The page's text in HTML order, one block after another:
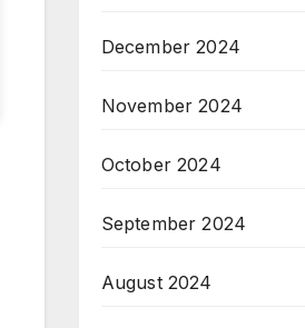
December 2024
November 2024
October 2024
September 2024
August 2024